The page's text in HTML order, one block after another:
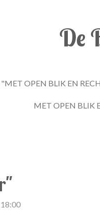
De
OPEN BLIK EN
MET OPEN BLIK